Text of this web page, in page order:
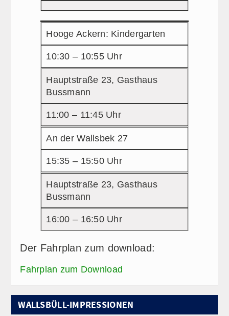
Hooge Ackern: Kindergarten
10:30 – 10:55 Uhr
Hauptstraße 23, Gasthaus
Bussmann
11:00 – 11:45 Uhr
An der Wallsbek 27
15:35 – 15:50 Uhr
Hauptstraße 23, Gasthaus
Bussmann
16:00 – 16:50 Uhr
Der Fahrplan zum download:
Fahrplan zum Download
WALLSBÜLL-IMPRESSIONEN